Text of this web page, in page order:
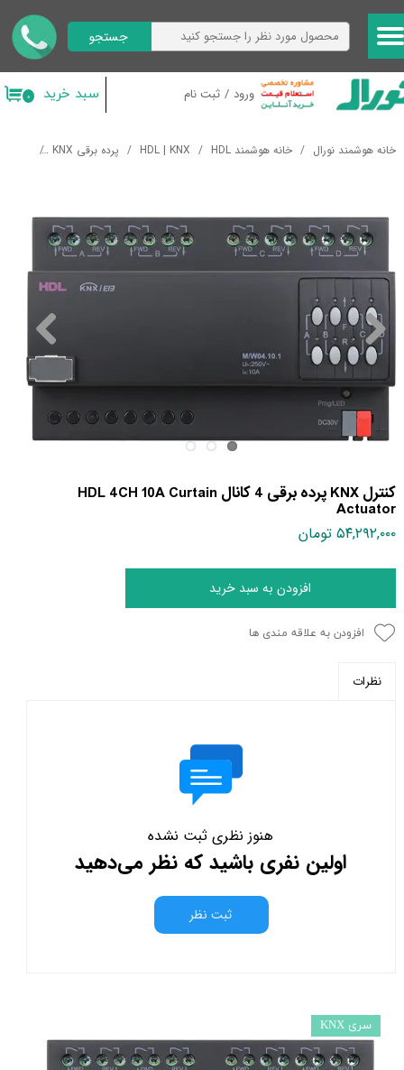
ورود / ثبت نام
حساب کاربری من
تغییر گذر واژه
خروج از حساب کاربری
جستجو
۰ سبد خرید
خانه هوشمند نورال خانه هوشمند HDL HDL | KNX پرده برقی KNX
کنترل KNX پرده برقی 4 کانال HDL 4CH 10A Curtain
Actuator
۵۴,۲۹۲,۰۰۰ تومان
افزودن به سبد خرید
افزودن به علاقه مندی ها
نظرات
هنوز نظری ثبت نشده
اولین نفری باشید که نظر می‌دهید
ثبت نظر
سری KNX